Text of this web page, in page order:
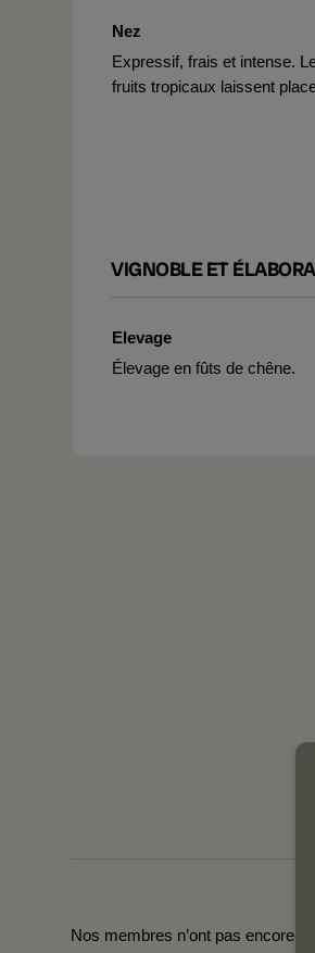
Nez
Expressif, frais et intense.
fruits tropicaux laissent
VIGNOBLE ET
Elevage
Élevage en fûts de chêne.
Nos membres n’ont pas encore